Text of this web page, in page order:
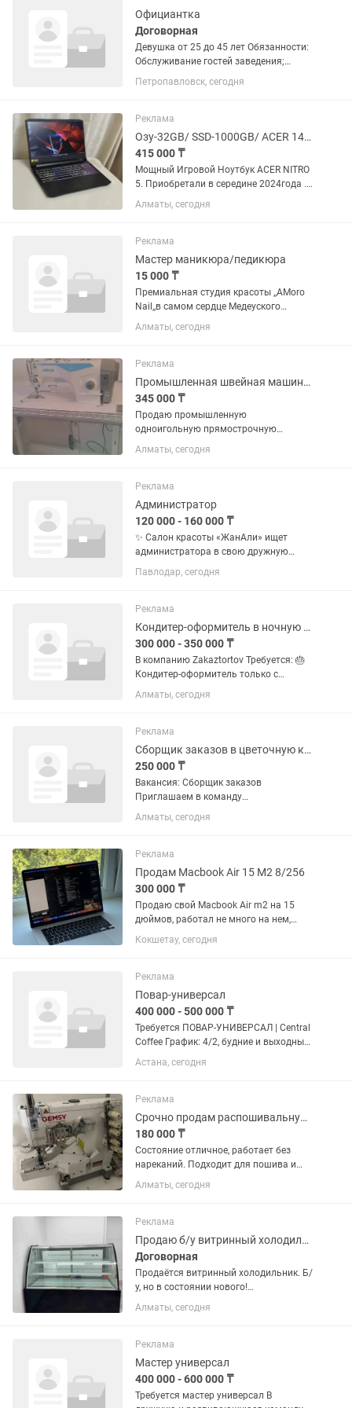
Официантка
Договорная
Девушка от 25 до 45 лет Обязанности:
Обслуживание гостей заведения;
Прием и подача заказов; Работа с
кассой и расчет гостей; Поддержание
Соблюдение стандартов...
Петропавловск, сегодня
Реклама
Озу-32GB/ SSD-1000GB/ ACER 144Герц/ Игровой Ноутбук
415 000 ₸
Мощный Игровой Ноутбук ACER NITRO
5. Приобретали в середине 2024года .
Пользовались бережно и аккуратно.
15,6 Дюймовый Full HD Экран 144Герц
AMD Ryzen 5 5600H...
Алматы, сегодня
Реклама
Мастер маникюра/педикюра
15 000 ₸
Премиальная студия красоты ,,AMoro
Nail,,в самом сердце Медеуского
района приглашает в свою команду
талантливого и амбициозного мастера
Высокий уровень дисциплины и...
Алматы, сегодня
Реклама
Промышленная швейная машина JACK F5 , Промышленный оверлок JACK E3
345 000 ₸
Продаю промышленную
одноигольную прямострочную
швейную машину JACK F5, за 165 000
тг Машина в отличном рабочем
нареканий. Аккуратно и редко
использовалась. В...
Алматы, сегодня
Реклама
Администратор
120 000 - 160 000 ₸
✨ Салон красоты «ЖанАли» ищет
администратора в свою дружную
команду! 💎 Что нужно от вас: 🔹
Возраст от 18 до 30 лет 🔹
и пунктуальность 💎 Что будет входить
в...
Павлодар, сегодня
Реклама
Кондитер-оформитель в ночную смену с опытом работы!
300 000 - 350 000 ₸
В компанию Zakaztortov Требуется: 🎂
Кондитер-оформитель только с
ОПЫТОМ РАБОТЫ Обязанности: —
Быстро и аккуратно наносить надписи,
бенто-торты — Оформление...
Алматы, сегодня
Реклама
Сборщик заказов в цветочную компанию
250 000 ₸
Вакансия: Сборщик заказов
Приглашаем в команду
ответственного и внимательного
сотрудника на должность сборщика
срок работы 2 месяца. Условия:
График работы:...
Алматы, сегодня
Реклама
Продам Macbook Air 15 M2 8/256
300 000 ₸
Продаю свой Macbook Air m2 на 15
дюймов, работал не много на нем,
аккуратно в чехле переносил,
аккумулятор 98% и 140 циклов, русская
идеальное и клавиатура в отличном...
Кокшетау, сегодня
Реклама
Повар-универсал
400 000 - 500 000 ₸
Требуется ПОВАР-УНИВЕРСАЛ | Central
Coffee График: 4/2, будние и выходные
Время: с 07:00 до 20:00 Оплата: 20 000
тг за смену, от 400 000 тг в месяц Что
витрину в...
Астана, сегодня
Реклама
Срочно продам распошивальную машинку
180 000 ₸
Состояние отличное, работает без
нареканий. Подходит для пошива и
обработки трикотажных изделий.
Использовалась аккуратно. По всем
Алматы, сегодня
Реклама
Продаю б/у витринный холодильник
Договорная
Продаётся витринный холодильник. Б/
у, но в состоянии нового!
Использовался очень редко,
полностью исправен и готов к работе.
следов эксплуатации. Отличный
вариант...
Алматы, сегодня
Реклама
Мастер универсал
400 000 - 600 000 ₸
Требуется мастер универсал В